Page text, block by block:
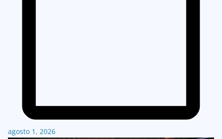
agosto 1, 2026